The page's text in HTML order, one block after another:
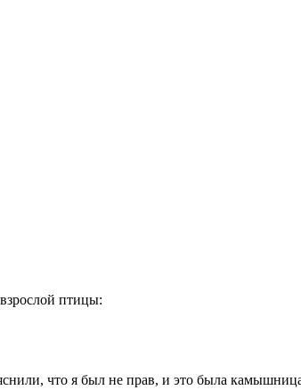
птицы:
что я был не прав, и это была